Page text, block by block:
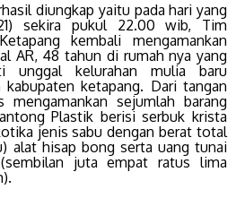
diungkap yaitu pada hari yang
sekira pukul 22.00 wib, Tim
kembali mengamankan
AR, 48 tahun di rumah nya yang
unggal kelurahan mulia baru
ketapang. Dari tangan
sejumlah barang
Plastik berisi serbuk krista
jenis sabu dengan berat total
alat hisap bong serta uang tunai
juta empat ratus lima